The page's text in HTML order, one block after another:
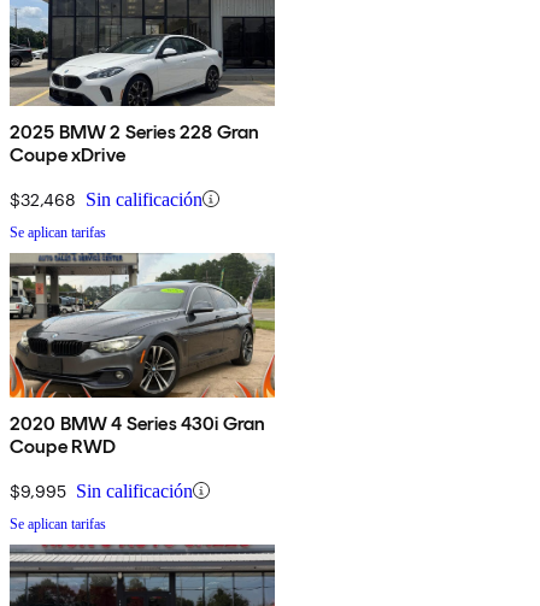
2025 BMW 2 Series 228 Gran
Coupe xDrive
$32,468 Sin calificación
Se aplican tarifas
2020 BMW 4 Series 430i Gran
Coupe RWD
$9,995 Sin calificación
Se aplican tarifas